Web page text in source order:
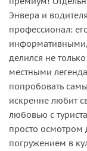
Энвера и
профессионал:
делился не
местными
попробовать
искренне любит
любовью с
просто осмотром
погружением в